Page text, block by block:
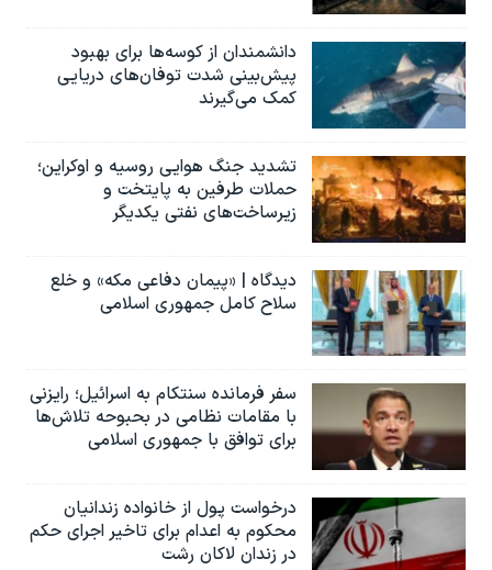
دانشمندان از کوسه‌ها برای بهبود
پیش‌بینی شدت توفان‌های دریایی
کمک می‌گیرند
تشدید جنگ هوایی روسیه و اوکراین؛
حملات طرفین به پایتخت‌ و
زیرساخت‌های نفتی یکدیگر
دیدگاه | «پیمان دفاعی مکه» و خلع
سلاح کامل جمهوری اسلامی
سفر فرمانده سنتکام به اسرائیل؛ رایزنی
با مقامات نظامی در بحبوحه تلاش‌ها
برای توافق با جمهوری اسلامی
درخواست پول از خانواده زندانیان
محکوم به‌ اعدام برای تاخیر اجرای حکم
در زندان لاکان رشت